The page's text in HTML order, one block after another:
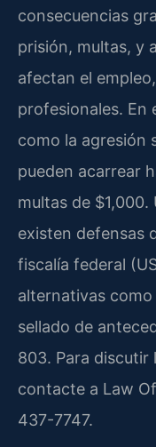
consecuencias
prisión, multas, y
afectan el
profesionales. En
como la agresión
pueden acarrear
multas de $1,000.
existen defensas
fiscalía federal
alternativas
sellado de
803. Para discutir
contacte a Law
437-7747.